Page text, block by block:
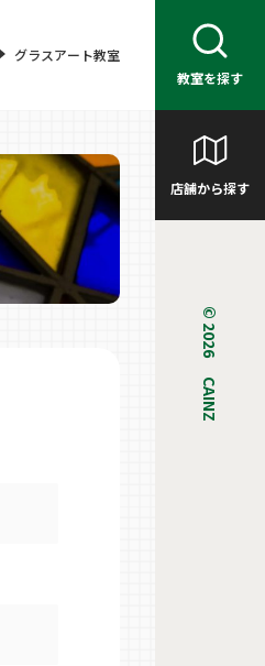
教室を探す
店舗から探す
グラスアート教室
© 2026 CAINZ